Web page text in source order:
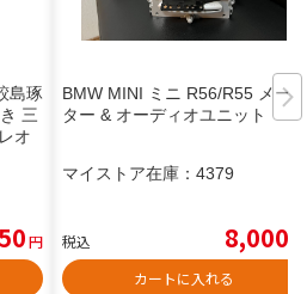
島琢
三
オ
円
BMW MINI ミニ R56/R55 メー
ター & オーディオユニット
マイストア在庫： 4379
税込 8,000
カートに入れる